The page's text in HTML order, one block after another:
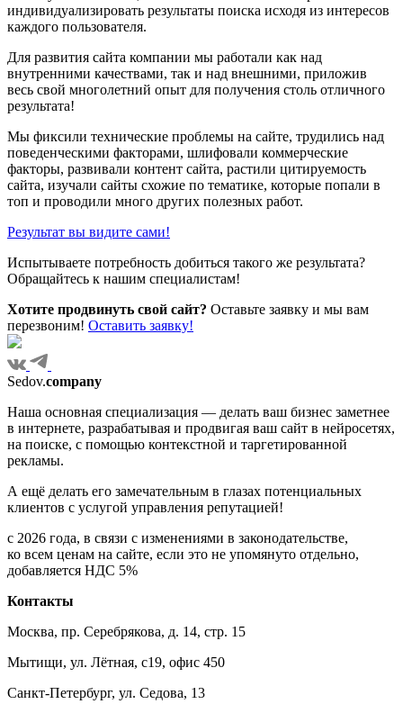
индивидуализировать результаты поиска исходя из интересов
каждого пользователя.
Для развития сайта компании мы работали как над
внутренними качествами, так и над внешними, приложив
весь свой многолетний опыт для получения столь отличного
результата!
Мы фиксили технические проблемы на сайте, трудились над
поведенческими факторами, шлифовали коммерческие
факторы, развивали контент сайта, растили цитируемость
сайта, изучали сайты схожие по тематике, которые попали в
топ и проводили много других полезных работ.
Результат вы видите сами!
Испытываете потребность добиться такого же результата?
Обращайтесь к нашим специалистам!
Хотите продвинуть свой сайт? Оставьте заявку и мы вам
перезвоним! Оставить заявку!
Sedov.company
Наша основная специализация — делать ваш бизнес заметнее
в интернете, разрабатывая и продвигая ваш сайт в нейросетях,
на поиске, с помощью контекстной и таргетированной
рекламы.
А ещё делать его замечательным в глазах потенциальных
клиентов с услугой управления репутацией!
с 2026 года, в связи с изменениями в законодательстве,
ко всем ценам на сайте, если это не упомянуто отдельно,
добавляется НДС 5%
Контакты
Москва, пр. Серебрякова, д. 14, стр. 15
Мытищи, ул. Лётная, с19, офис 450
Санкт-Петербург, ул. Седова, 13